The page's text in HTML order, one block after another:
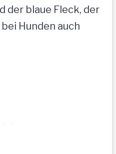
der blaue Fleck, der
Hunden auch